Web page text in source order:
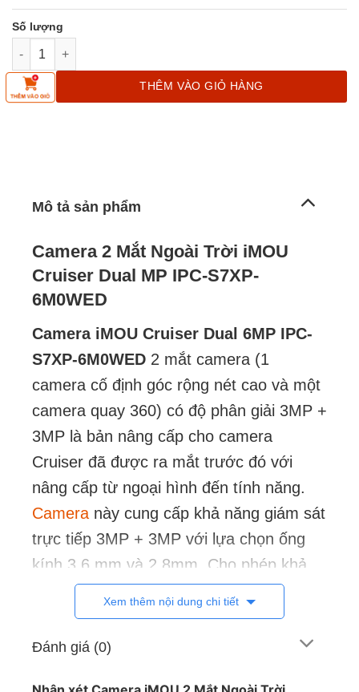
Camera iMOU 2 Mắt Ngoài Trời Cruiser Dual 6MP IPC-S7XP-
THÊM VÀO GIỎ HÀNG
Mô tả sản phẩm
Camera 2 Mắt Ngoài Trời iMOU
Cruiser Dual MP IPC-S7XP-
6M0WED
Camera iMOU Cruiser Dual 6MP IPC-
S7XP-6M0WED 2 mắt camera (1
camera cố định góc rộng nét cao và một
camera quay 360) có độ phân giải 3MP +
3MP là bản nâng cấp cho camera
Cruiser đã được ra mắt trước đó với
nâng cấp từ ngoại hình đến tính năng.
Camera này cung cấp khả năng giám sát
trực tiếp 3MP + 3MP với lựa chọn ống
kính 3,6 mm và 2,8mm. Cho phép khả
năng giám sát vừa bao quát vừa chi tiết
trong cùng một lúc. Giám sát các điểm
mù mà bạn không thể nhìn thấy là mối
Xem thêm nội dung chi tiết
Đánh giá (0)